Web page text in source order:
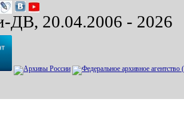
ДВ, 20.04.2006 - 2026